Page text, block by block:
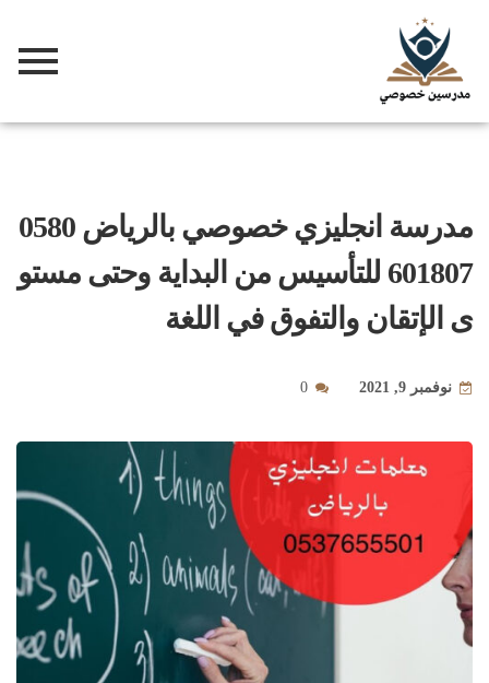
مدرسة انجليزي خصوصي بالرياض 0580
601807 للتأسيس من البداية وحتى مستو
ى الإتقان والتفوق في اللغة
نوفمبر 9, 2021